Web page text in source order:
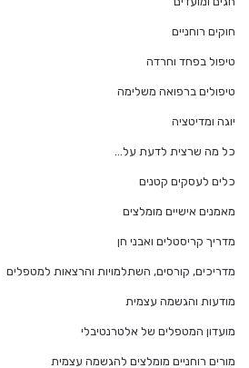
חוקים רוחניים
טיפול בפחד וחרדה
טיפולים ברפואה משלימה
יוגה ומדיטציה
כל מה שרצית לדעת על…
כלים לעסקים קטנים
מאמנים אישיים מומלצים
מדריך קריסטלים ואבני חן
מדריכים, קורסים, השתלמויות והרצאות למטפלים
מודעות והגשמה עצמית
מועדון המטפלים של אלטרנטיבלי
מורים רוחניים מומלצים להגשמה עצמית